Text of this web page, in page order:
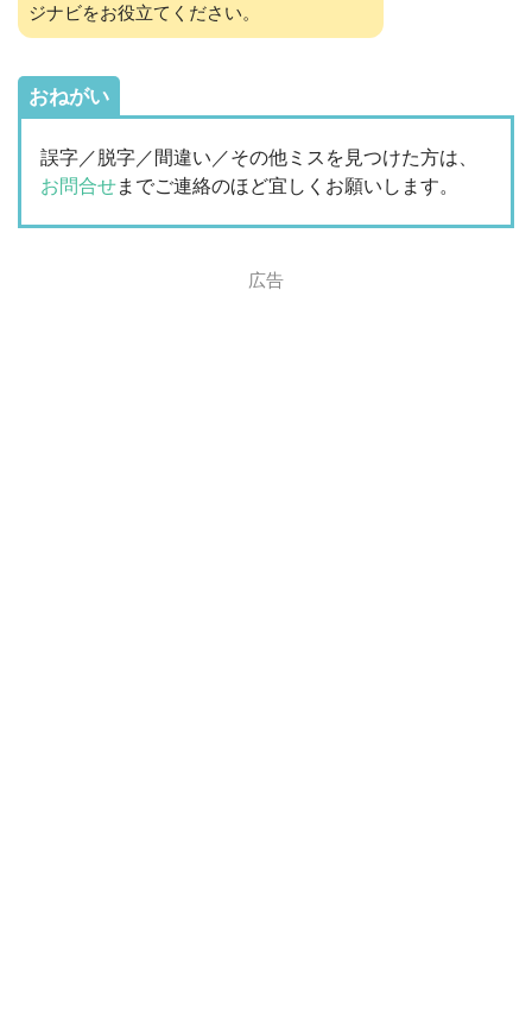
ジナビをお役立てください。
おねがい
誤字／脱字／間違い／その他ミスを見つけた方は、
お問合せまでご連絡のほど宜しくお願いします。
広告